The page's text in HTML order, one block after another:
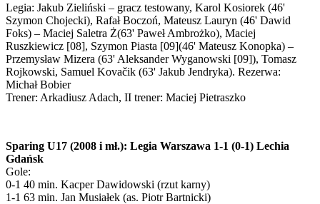
Legia: Jakub Zieliński – gracz testowany, Karol Kosiorek (46'
Szymon Chojecki), Rafał Boczoń, Mateusz Lauryn (46' Dawid
Foks) – Maciej Saletra Ż(63' Paweł Ambrożko), Maciej
Ruszkiewicz [08], Szymon Piasta [09](46' Mateusz Konopka) –
Przemysław Mizera (63' Aleksander Wyganowski [09]), Tomasz
Rojkowski, Samuel Kovačik (63' Jakub Jendryka). Rezerwa:
Michał Bobier
Trener: Arkadiusz Adach, II trener: Maciej Pietraszko
Sparing U17 (2008 i mł.): Legia Warszawa 1-1 (0-1) Lechia
Gdańsk
Gole:
0-1 40 min. Kacper Dawidowski (rzut karny)
1-1 63 min. Jan Musiałek (as. Piotr Bartnicki)